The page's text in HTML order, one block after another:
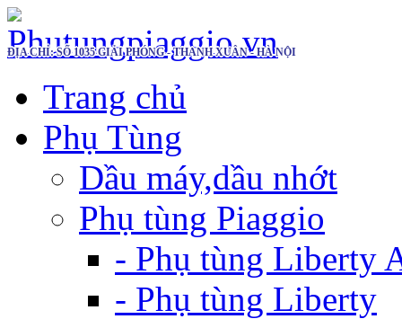
ĐỊA CHỈ: SỐ 1035 GIẢI PHÓNG - THANH XUÂN - HÀ NỘI
Trang chủ
Phụ Tùng
Dầu máy,dầu nhớt
Phụ tùng Piaggio
- Phụ tùng Liberty
- Phụ tùng Liberty